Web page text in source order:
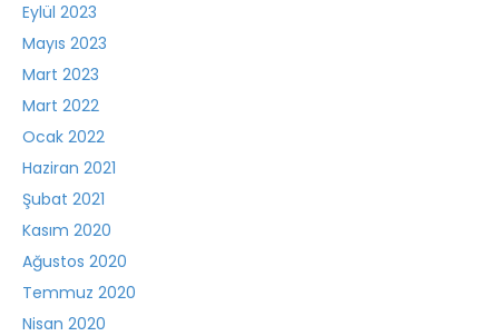
Eylül 2023
Mayıs 2023
Mart 2023
Mart 2022
Ocak 2022
Haziran 2021
Şubat 2021
Kasım 2020
Ağustos 2020
Temmuz 2020
Nisan 2020